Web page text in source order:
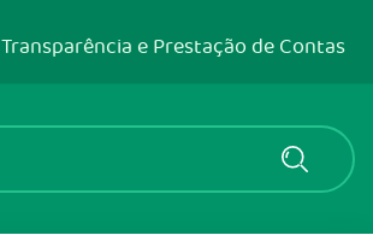
Transparência e Prestação de Contas